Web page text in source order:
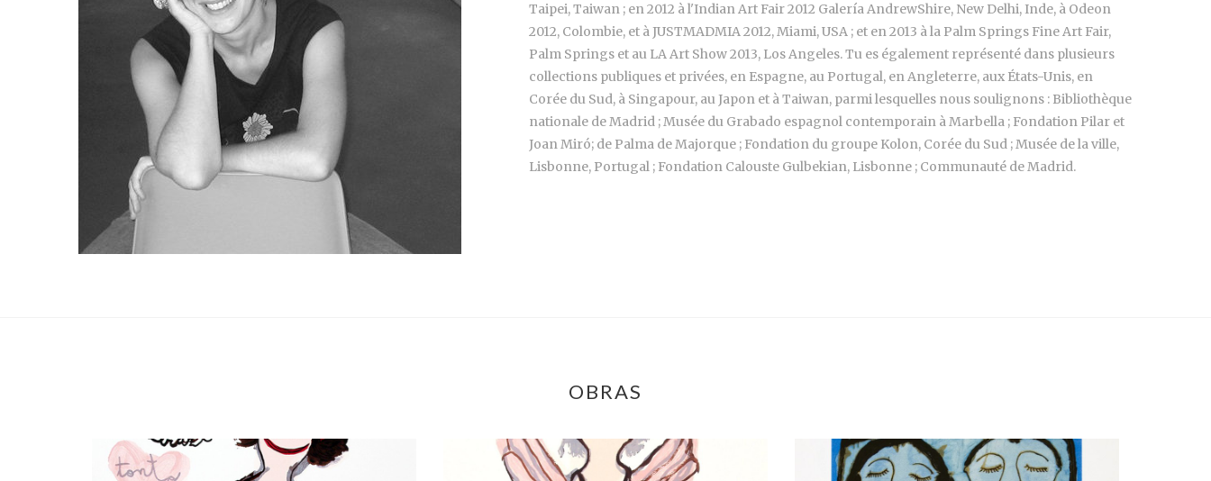
Taipei, Taiwan ; en 2012 à l'Indian Art Fair 2012 Galería AndrewShire, New Delhi, Inde, à Odeon
2012, Colombie, et à JUSTMADMIA 2012, Miami, USA ; et en 2013 à la Palm Springs Fine Art Fair,
Palm Springs et au LA Art Show 2013, Los Angeles. Tu es également représenté dans plusieurs
collections publiques et privées, en Espagne, au Portugal, en Angleterre, aux États-Unis, en
Corée du Sud, à Singapour, au Japon et à Taiwan, parmi lesquelles nous soulignons : Bibliothèque
nationale de Madrid ; Musée du Grabado espagnol contemporain à Marbella ; Fondation Pilar et
Joan Miró; de Palma de Majorque ; Fondation du groupe Kolon, Corée du Sud ; Musée de la ville,
Lisbonne, Portugal ; Fondation Calouste Gulbekian, Lisbonne ; Communauté de Madrid.
OBRAS